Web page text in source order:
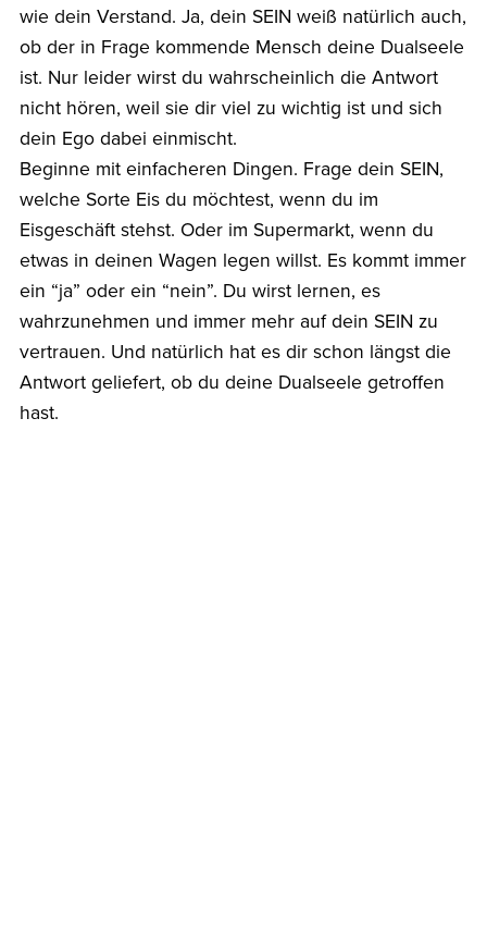
wie dein Verstand. Ja, dein SEIN weiß natürlich auch,
ob der in Frage kommende Mensch deine Dualseele
ist. Nur leider wirst du wahrscheinlich die Antwort
nicht hören, weil sie dir viel zu wichtig ist und sich
dein Ego dabei einmischt.
Beginne mit einfacheren Dingen. Frage dein SEIN,
welche Sorte Eis du möchtest, wenn du im
Eisgeschäft stehst. Oder im Supermarkt, wenn du
etwas in deinen Wagen legen willst. Es kommt immer
ein “ja” oder ein “nein”. Du wirst lernen, es
wahrzunehmen und immer mehr auf dein SEIN zu
vertrauen. Und natürlich hat es dir schon längst die
Antwort geliefert, ob du deine Dualseele getroffen
hast.